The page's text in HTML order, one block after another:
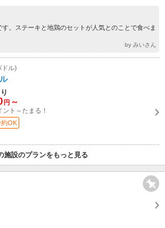
。ステーキと地鶏のセットが人気とのことで食べま
by みいさん
ドル)
円 ～
ント～たまる！
OK
施設のプランをもっと見る